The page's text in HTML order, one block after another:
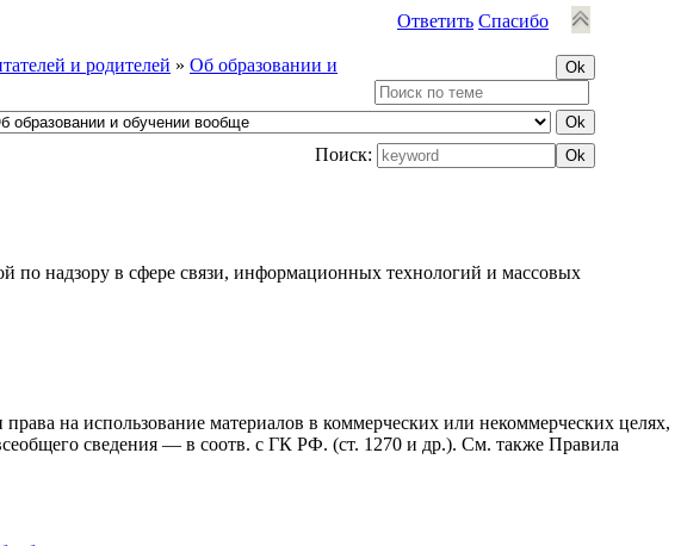
Ответить Спасибо
и родителей » Об образовании и
Поиск:
надзору в сфере связи, информационных технологий и массовых
на использование материалов в коммерческих или некоммерческих целях,
сведения — в соотв. с ГК РФ. (ст. 1270 и др.). См. также Правила